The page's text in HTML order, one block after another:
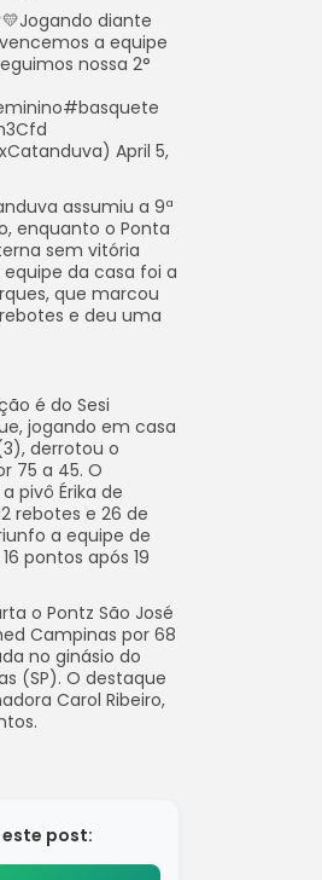
diante
a equipe
nossa 2°
April 5,
assumiu a 9ª
enquanto o Ponta
sem vitória
da casa foi a
que marcou
e deu uma
é do Sesi
jogando em casa
derrotou o
75 a 45. O
pivô Érika de
rebotes e 26 de
a equipe de
pontos após 19
o Pontz São José
Campinas por 68
no ginásio do
(SP). O destaque
Carol Ribeiro,
post: